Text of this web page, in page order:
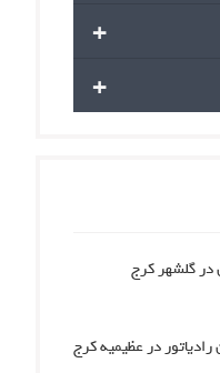
+
+
گلشهر کرج
در عظیمیه کرج